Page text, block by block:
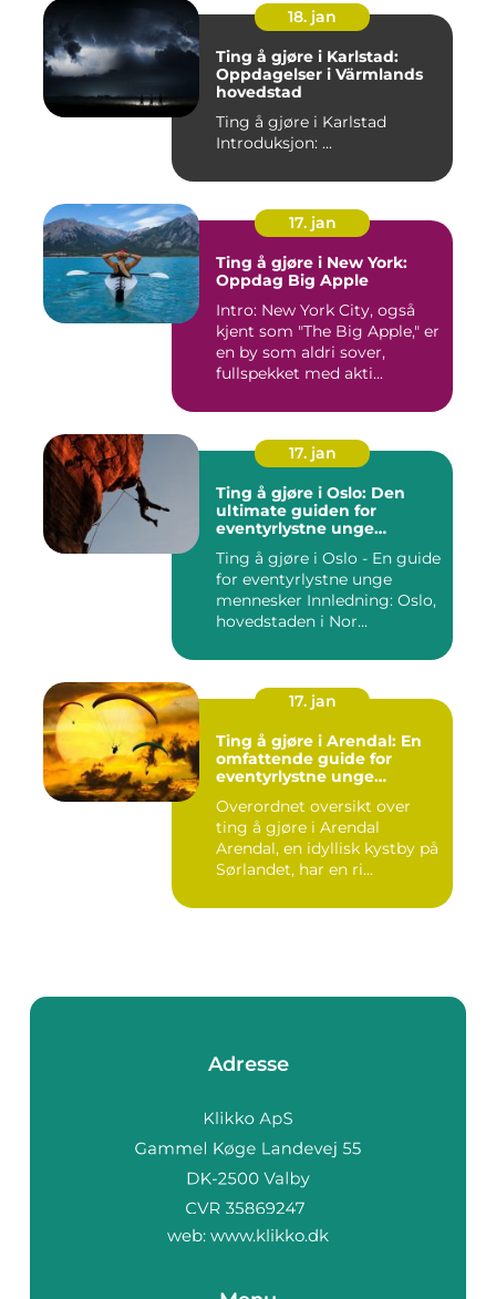
18. jan
Ting å gjøre i Karlstad:
Oppdagelser i Värmlands
hovedstad
Ting å gjøre i Karlstad
Introduksjon: ...
17. jan
Ting å gjøre i New York:
Oppdag Big Apple
Intro: New York City, også
kjent som "The Big Apple," er
en by som aldri sover,
fullspekket med akti...
17. jan
Ting å gjøre i Oslo: Den
ultimate guiden for
eventyrlystne unge
Ting å gjøre i Oslo - En guide
for eventyrlystne unge
mennesker Innledning: Oslo,
hovedstaden i Nor...
17. jan
Ting å gjøre i Arendal: En
omfattende guide for
eventyrlystne unge
Overordnet oversikt over
ting å gjøre i Arendal
Arendal, en idyllisk kystby på
Sørlandet, har en ri...
Adresse
web: www.klikko.dk